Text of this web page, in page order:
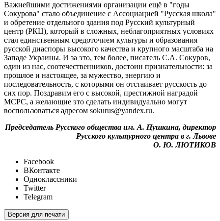
Важнейшими достижениями организации ещё в "годы
Сокурова" стало объединение с Ассоциацией "Русская школа"
и обретение отдельного здания под Русский культурный
центр (РКЦ), который в сложных, неблагоприятных условиях
стал единственным средоточием культуры и образования
русской диаспоры высокого качества и крупного масштаба на
Западе Украины. И за это, тем более, писатель С.А. Сокуров,
один из нас, соотечественников, достоин признательности: за
прошлое и настоящее, за мужество, энергию и
последовательность, с которыми он отстаивает русскость до
сих пор. Поздравим его с высокой, престижной наградой
МСРС, а желающие это сделать индивидуально могут
воспользоваться адресом sokurus@yandex.ru.
Председатель Русского общества им. А. Пушкина, директор
Русского культурного центра в г. Львове
О. Ю. ЛЮТИКОВ
Facebook
ВКонтакте
Одноклассники
Twitter
Telegram
Версия для печати